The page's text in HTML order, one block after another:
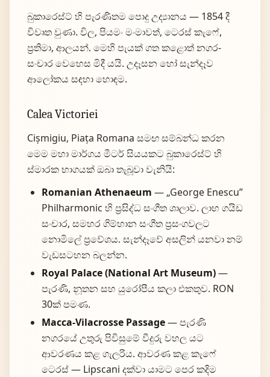
බුකාරෙස්ට් හි පැරණිතම පොදු උද්‍යානය — 1854 දී
විවෘත වුණා. විල, පියමං මංමාවත්, ටෙරස් කැෆේ,
ප්‍රතිමා, ආලයන්. මෙහි පැයක් ගත කළොත් නගර-
සංචාර වෙහෙස මිදී යයි. උදෑසන හෝ සැන්දෑව
ආලෝකය සඳහා හොඳම.
Calea Victoriei
Cișmigiu, Piața Romana සමඟ සම්බන්ධ කරන
මෙම මහා මාර්ගය මීටර් සියයකට බුකාරෙස්ට් හි
ස්මාරක භාගයක් ඔබා තැබූවා වැනියි:
Romanian Athenaeum — „George Enescu”
Philharmonic හි ප්‍රසිද්ධ සංගීත ශාලාව. ලාභ ගයිඩ
සංචාර, සමහර ගිම්හාන සංගීත ප්‍රසංගවලට
නොමිලේ ප්‍රවේශය. සැන්දෑවේ අසලින් යනවා නම්
වැඩසටහන බලන්න.
Royal Palace (National Art Museum)—
පැරණි, නූතන සහ යුරෝපීය කලා එකතුව. RON
30ක් පමණ.
Macca-Vilacrosse Passage— පැරණි
නගරයේ උතුරු පිවිසුමේ වීදුරු වහල යට
ආවරණය කළ ගැලරිය. ආවරණ කළ කැෆේ
ටෙරස් — Lipscani දක්වා යාමට පෙර කදිම